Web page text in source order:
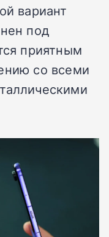
вариант
под
приятным
со всеми